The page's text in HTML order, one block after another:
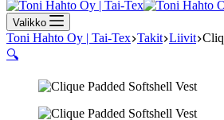
Valikko
Toni Hahto Oy | Tai-Tex Takit Liivit
🔍